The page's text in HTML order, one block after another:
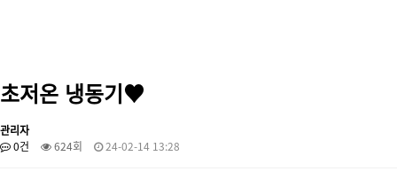
초저온 냉동기♥
관리자
0건
624회 24-02-14 13:28